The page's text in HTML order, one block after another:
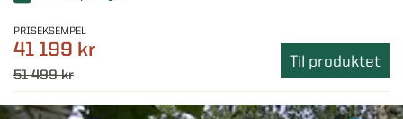
PRISEKSEMPEL
41 199 kr
51 499 kr
Til produktet